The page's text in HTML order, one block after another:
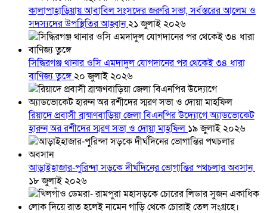
কালাপাহাড়িয়ায় আবাবিল সংসদের জরুরি সভা, সর্বস্তরের আলেম ও
সদস্যদের উপস্থিতির আহ্বান২১ জুলাই ২০২৬
সিদ্ধিরগঞ্জ থানার ওসি এমদাদুল যোগদানের পর থেকেই ৩৪ ধারা
বাণিজ্য তুঙ্গে২০ জুলাই ২০২৬
রিয়াদে প্রবাসী ব্রাহ্মণবাড়িয়া জেলা বিএনপির উদ্যোগে অ্যাডভোকেট
হারুন অর রশীদের স্মরণ সভা ও দোয়া মাহফিল ১৯ জুলাই ২০২৬
আড়াইহাজার-পুরিন্দা সড়কে দীর্ঘদিনের ভোগান্তির পথচলার অবসান
১৮ জুলাই ২০২৬